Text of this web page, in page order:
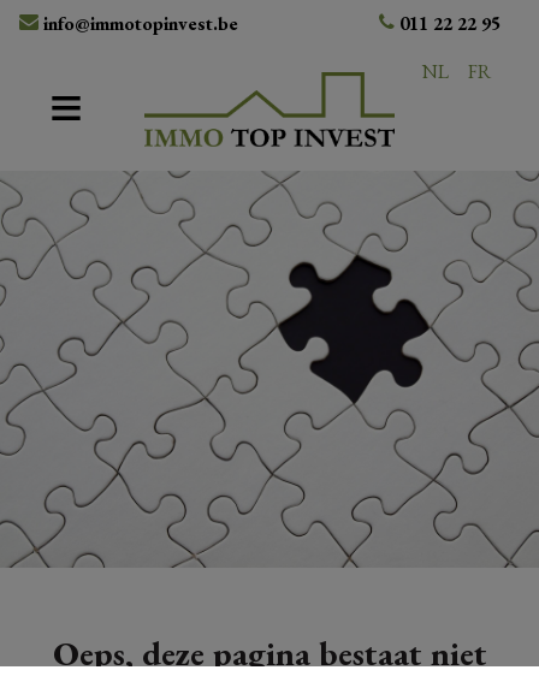
info@immotopinvest.be
011 22 22 95
NL
FR
Oeps, deze pagina bestaat niet